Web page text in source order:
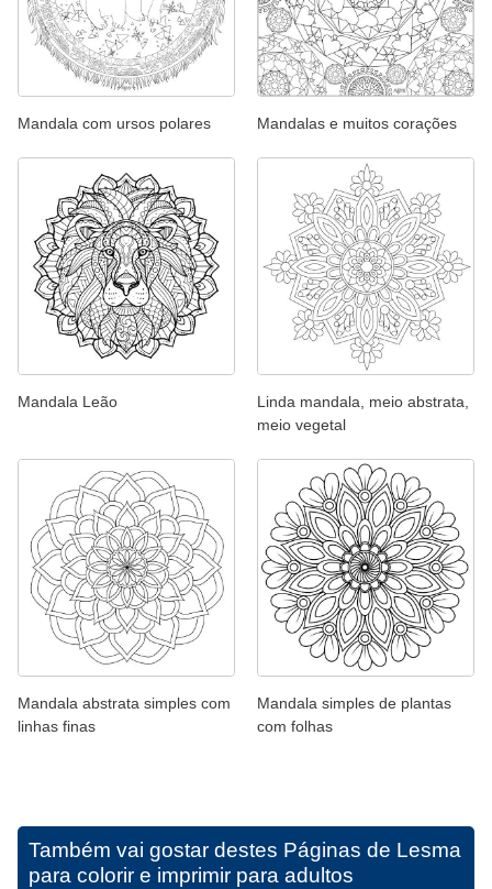
Mandala com ursos polares Mandalas e muitos corações
Mandala Leão
Linda mandala, meio abstrata,
meio vegetal
Mandala abstrata simples com
linhas finas
Mandala simples de plantas
com folhas
Também vai gostar destes Páginas de Lesma
para colorir e imprimir para adultos